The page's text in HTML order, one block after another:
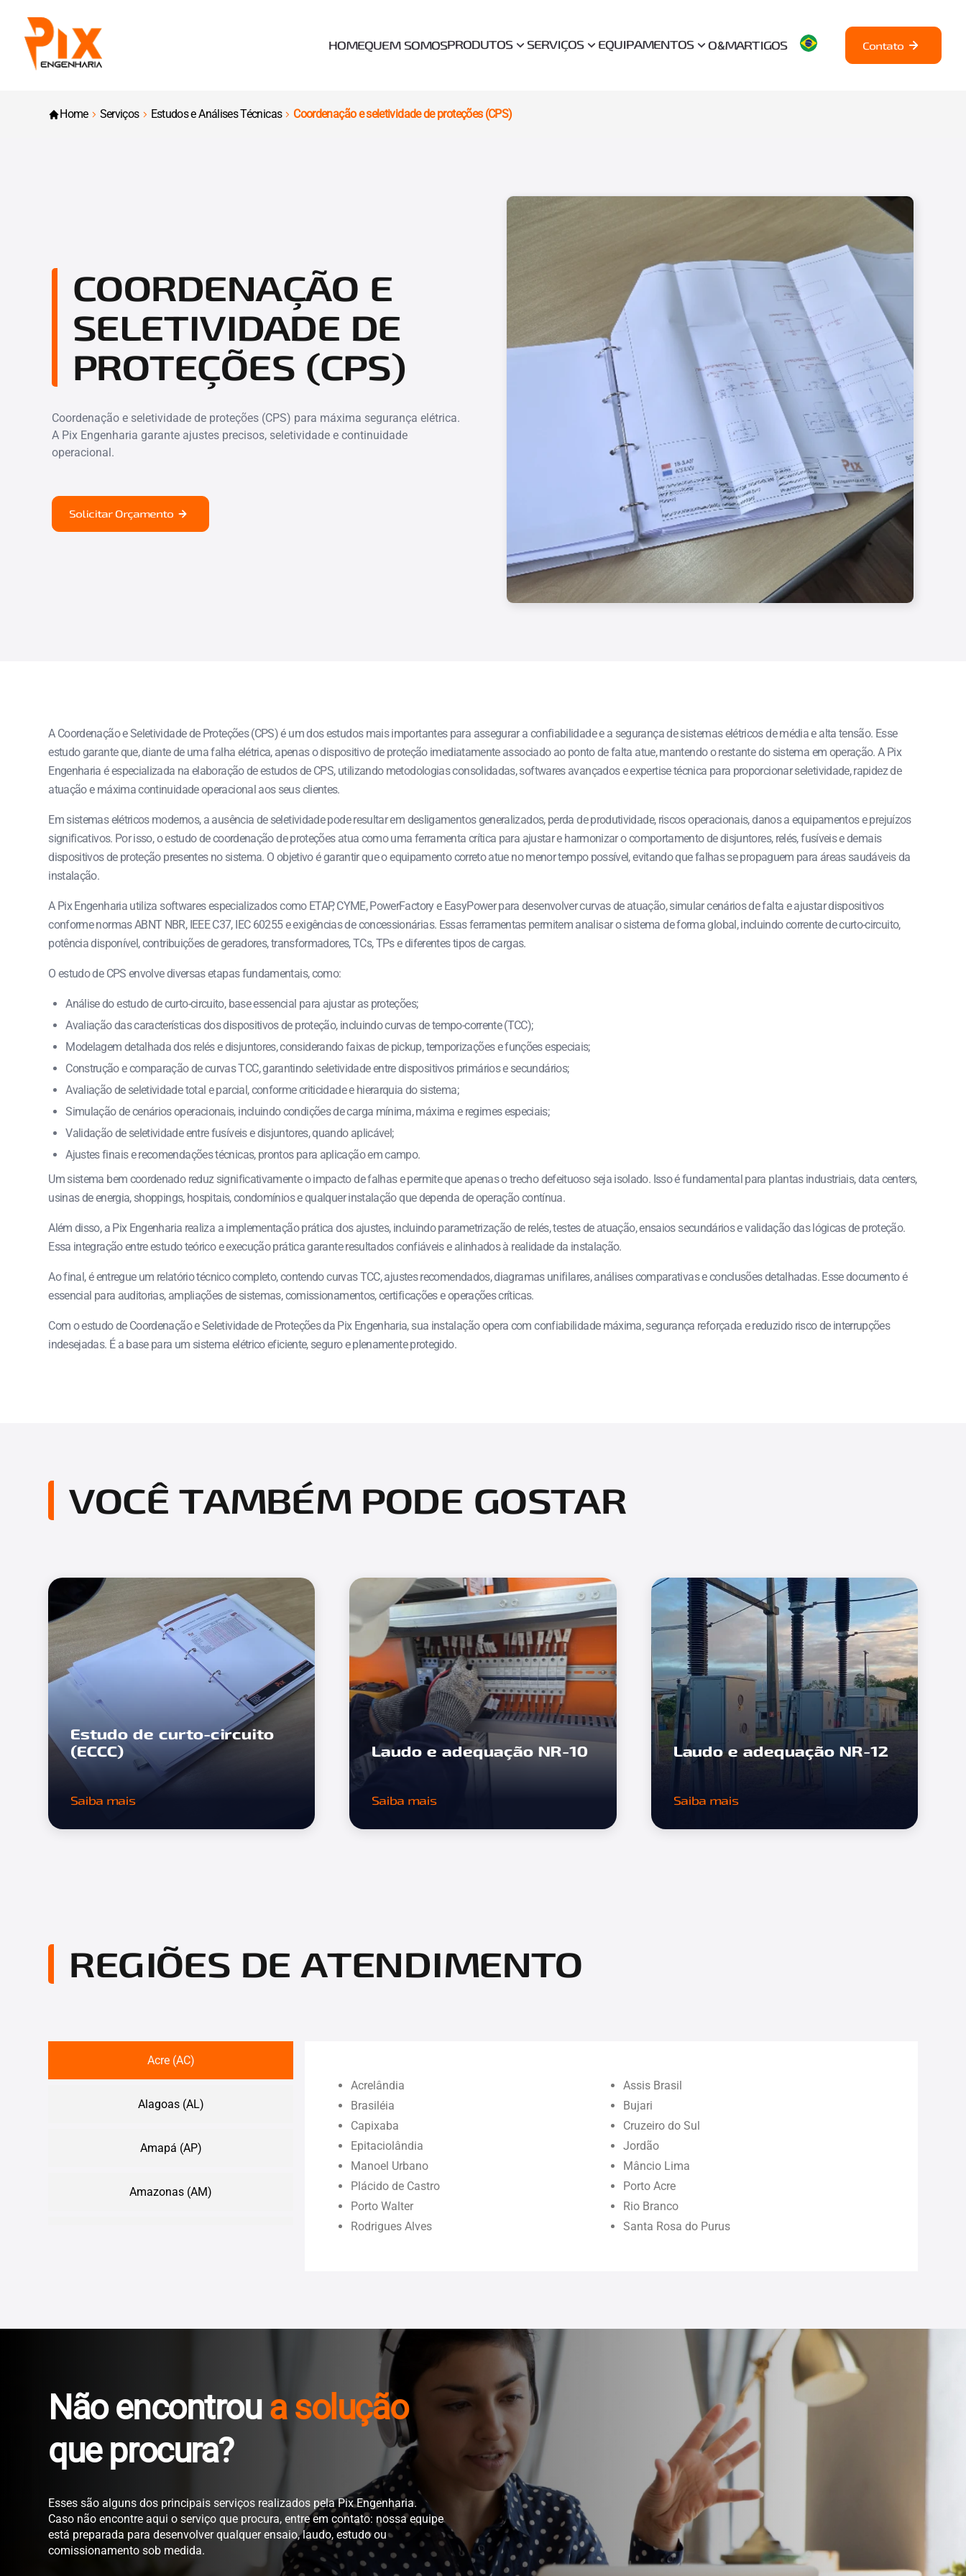
HOMEQUEM SOMOSPRODUTOS SERVIÇOS EQUIPAMENTOS O&MARTIGOS Contato
Home Serviços Estudos e Análises Técnicas Coordenação e seletividade de proteções (CPS)
COORDENAÇÃO E
SELETIVIDADE DE
PROTEÇÕES (CPS)
Coordenação e seletividade de proteções (CPS) para máxima segurança elétrica.
A Pix Engenharia garante ajustes precisos, seletividade e continuidade
operacional.
Solicitar Orçamento
A Coordenação e Seletividade de Proteções (CPS) é um dos estudos mais importantes para assegurar a confiabilidade e a segurança de sistemas elétricos de média e alta tensão. Esse
estudo garante que, diante de uma falha elétrica, apenas o dispositivo de proteção imediatamente associado ao ponto de falta atue, mantendo o restante do sistema em operação. A Pix
Engenharia é especializada na elaboração de estudos de CPS, utilizando metodologias consolidadas, softwares avançados e expertise técnica para proporcionar seletividade, rapidez de
atuação e máxima continuidade operacional aos seus clientes.
Em sistemas elétricos modernos, a ausência de seletividade pode resultar em desligamentos generalizados, perda de produtividade, riscos operacionais, danos a equipamentos e prejuízos
significativos. Por isso, o estudo de coordenação de proteções atua como uma ferramenta crítica para ajustar e harmonizar o comportamento de disjuntores, relés, fusíveis e demais
dispositivos de proteção presentes no sistema. O objetivo é garantir que o equipamento correto atue no menor tempo possível, evitando que falhas se propaguem para áreas saudáveis da
instalação.
A Pix Engenharia utiliza softwares especializados como ETAP, CYME, PowerFactory e EasyPower para desenvolver curvas de atuação, simular cenários de falta e ajustar dispositivos
conforme normas ABNT NBR, IEEE C37, IEC 60255 e exigências de concessionárias. Essas ferramentas permitem analisar o sistema de forma global, incluindo corrente de curto-circuito,
potência disponível, contribuições de geradores, transformadores, TCs, TPs e diferentes tipos de cargas.
O estudo de CPS envolve diversas etapas fundamentais, como:
Análise do estudo de curto-circuito, base essencial para ajustar as proteções;
Avaliação das características dos dispositivos de proteção, incluindo curvas de tempo-corrente (TCC);
Modelagem detalhada dos relés e disjuntores, considerando faixas de pickup, temporizações e funções especiais;
Construção e comparação de curvas TCC, garantindo seletividade entre dispositivos primários e secundários;
Avaliação de seletividade total e parcial, conforme criticidade e hierarquia do sistema;
Simulação de cenários operacionais, incluindo condições de carga mínima, máxima e regimes especiais;
Validação de seletividade entre fusíveis e disjuntores, quando aplicável;
Ajustes finais e recomendações técnicas, prontos para aplicação em campo.
Um sistema bem coordenado reduz significativamente o impacto de falhas e permite que apenas o trecho defeituoso seja isolado. Isso é fundamental para plantas industriais, data centers,
usinas de energia, shoppings, hospitais, condomínios e qualquer instalação que dependa de operação contínua.
Além disso, a Pix Engenharia realiza a implementação prática dos ajustes, incluindo parametrização de relés, testes de atuação, ensaios secundários e validação das lógicas de proteção.
Essa integração entre estudo teórico e execução prática garante resultados confiáveis e alinhados à realidade da instalação.
Ao final, é entregue um relatório técnico completo, contendo curvas TCC, ajustes recomendados, diagramas unifilares, análises comparativas e conclusões detalhadas. Esse documento é
essencial para auditorias, ampliações de sistemas, comissionamentos, certificações e operações críticas.
Com o estudo de Coordenação e Seletividade de Proteções da Pix Engenharia, sua instalação opera com confiabilidade máxima, segurança reforçada e reduzido risco de interrupções
indesejadas. É a base para um sistema elétrico eficiente, seguro e plenamente protegido.
VOCÊ TAMBÉM PODE GOSTAR
Estudo de curto-circuito
(ECCC)
Saiba mais
Laudo e adequação NR-10
Saiba mais
Laudo e adequação NR-12
Saiba mais
REGIÕES DE ATENDIMENTO
Acre (AC)
Alagoas (AL)
Amapá (AP)
Amazonas (AM)
Paraíba (PB)
Pernambuco (PE)
Piauí (PI)
Rondônia (RO)
Acrelândia
Assis Brasil
Brasiléia
Bujari
Capixaba
Cruzeiro do Sul
Epitaciolândia
Jordão
Manoel Urbano
Mâncio Lima
Plácido de Castro
Porto Acre
Porto Walter
Rio Branco
Rodrigues Alves
Santa Rosa do Purus
Não encontroua solução
que procura?
Esses são alguns dos principais serviços realizados pela Pix Engenharia.
Caso não encontre aqui o serviço que procura, entre em contato: nossa equipe
está preparada para desenvolver qualquer ensaio, laudo, estudo ou
comissionamento sob medida.